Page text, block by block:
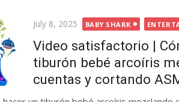
Posted
July 8, 2025 BABY SHARK
Video satisfactorio |
tiburón bebé arcoíris
cuentas y cortando